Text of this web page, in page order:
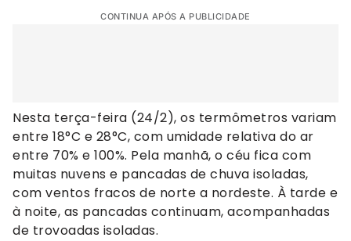
CONTINUA APÓS A PUBLICIDADE
Nesta terça-feira (24/2), os termômetros variam
entre 18°C e 28°C, com umidade relativa do ar
entre 70% e 100%. Pela manhã, o céu fica com
muitas nuvens e pancadas de chuva isoladas,
com ventos fracos de norte a nordeste. À tarde e
à noite, as pancadas continuam, acompanhadas
de trovoadas isoladas.